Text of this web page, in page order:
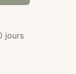
jours